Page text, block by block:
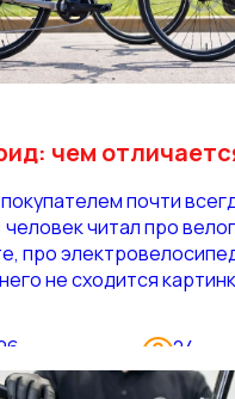
почти
читал про
про
не сходится
параллельных
24